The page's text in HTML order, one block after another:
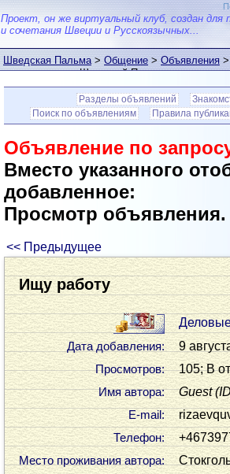
Проект, он же виртуальный клуб, создан для
и сочетания Швеции и Русскоязычных...
Шведская Пальма>Общение>Объявления>
пользователем Шведской Пальмы
Разделы объявлений
Поиск по объявлениям
Правила
Объявление по
Вместо указанного
добавленное:
Просмотр
<< Предыдущее
Ищу работу
Дата добавления: 9
Просмотров: 105; В
Имя автора: Guest
Е-mail:
Телефон:
Место проживания автора: